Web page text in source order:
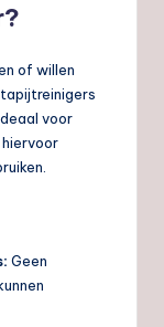
of willen
voor
Geen